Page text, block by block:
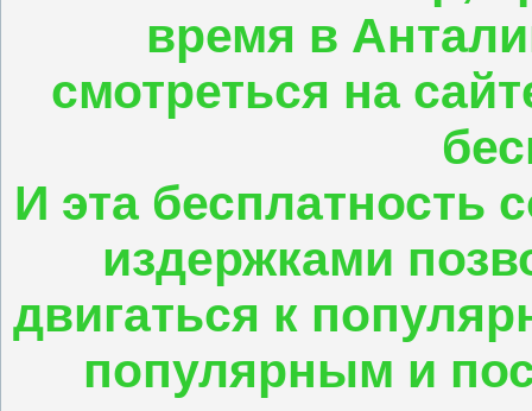
время в
смотреться на
И эта бесплатность
издержками
двигаться к
популярным и